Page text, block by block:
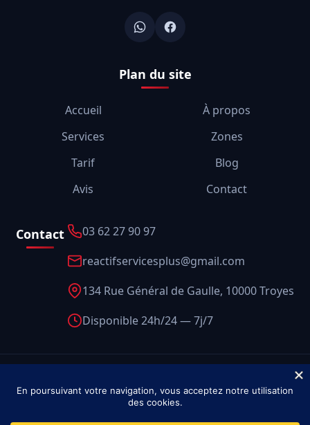
Plan du site
Accueil
À propos
Services
Zones
Tarif
Blog
Avis
Contact
Contact
03 62 27 90 97
reactifservicesplus@gmail.com
134 Rue Général de Gaulle, 10000 Troyes
Disponible 24h/24 — 7j/7
Mentions légales